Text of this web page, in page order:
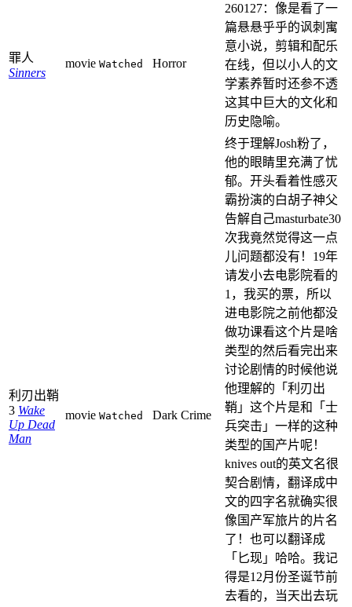
罪人
Sinners
movie Watched Horror
260127：像是看了一
篇悬悬乎乎的讽刺寓
意小说，剪辑和配乐
在线，但以小人的文
学素养暂时还参不透
这其中巨大的文化和
历史隐喻。
利刃出鞘
3 Wake
Up Dead
Man
movie Watched Dark Crime
终于理解Josh粉了，
他的眼睛里充满了忧
郁。开头看着性感灭
霸扮演的白胡子神父
告解自己masturbate30
次我竟然觉得这一点
儿问题都没有！19年
请发小去电影院看的
1，我买的票，所以
进电影院之前他都没
做功课看这个片是啥
类型的然后看完出来
讨论剧情的时候他说
他理解的「利刃出
鞘」这个片是和「士
兵突击」一样的这种
类型的国产片呢！
knives out的英文名很
契合剧情，翻译成中
文的四字名就确实很
像国产军旅片的片名
了！也可以翻译成
「匕现」哈哈。我记
得是12月份圣诞节前
去看的，当天出去玩